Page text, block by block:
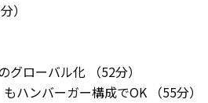
）
ローバル化 （52分）
ハンバーガー構成でOK （55分）